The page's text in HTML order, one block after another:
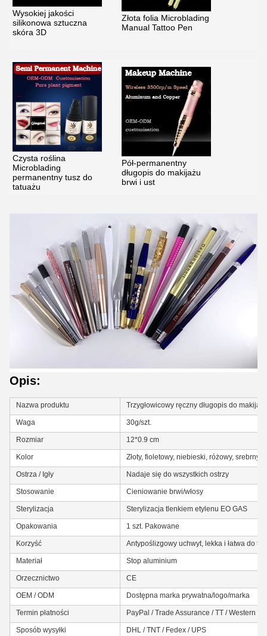
Wysokiej jakości
silikonowa sztuczna
skóra 3D
Złota folia Microblading
Manual Tattoo Pen
Czysta roślina
Microblading
permanentny tusz do
tatuażu
Pół-permanentny
długopis do makijażu
brwi i ust
Opis:
Nazwa produktu Trzygłowicowy ręczny długopis do
Waga 30g/szt.
Rozmiar 12*0.9 cm
Kolor Złoty, fioletowy, niebieski, różowy, srebrny
Ostrza / Igły Nadaje się do wszystkich ostrzy
Stosowanie Cieniowanie brwi/włosy
Sterylizacja Sterylizacja tlenkiem etylenu EO GAS
Opakowania 1 szt. Pakowane
Korzyść Antypoślizgowy uchwyt, lekka i łatwa do
Materiał Stop aluminium
Orzecznictwo CE
OEM / ODM Dostępna marka prywatna/logo/marka
Termin płatności PayPal / Trade Assurance / TT / Western
Sposób wysyłki DHL / TNT / Fedex / UPS